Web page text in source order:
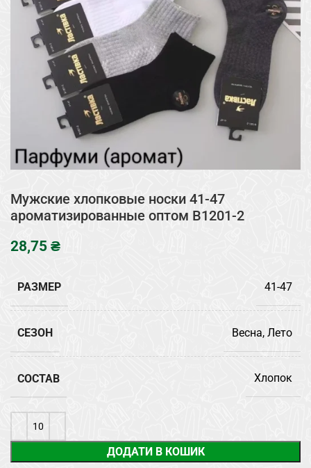
Мужские хлопковые носки 41-47
ароматизированные оптом B1201-2
₴
РАЗМЕР 41-47
СЕЗОН Весна, Лето
СОСТАВ Хлопок
ДОДАТИ В КОШИК